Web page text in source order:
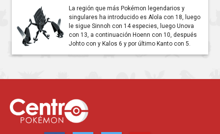
La región que más Pokémon legendarios y
singulares ha introducido es Alola con 18, luego
le sigue Sinnoh con 14 especies, luego Unova
con 13, a continuación Hoenn con 10, después
Johto con y Kalos 6 y por último Kanto con 5.